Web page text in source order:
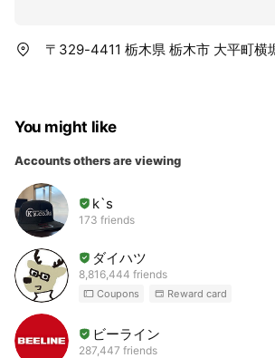
〒329-4411 栃木県 栃木市 大平町横
You might like
Accounts others are viewing
k`s
173 friends
ダイハツ
8,816,444 friends
Coupons Reward card
ビーライン
287,447 friends